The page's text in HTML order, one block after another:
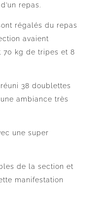
repas.
régalés du repas
avaient
70 kg de tripes et 8
38 doublettes
ambiance très
une super
de la section et
manifestation